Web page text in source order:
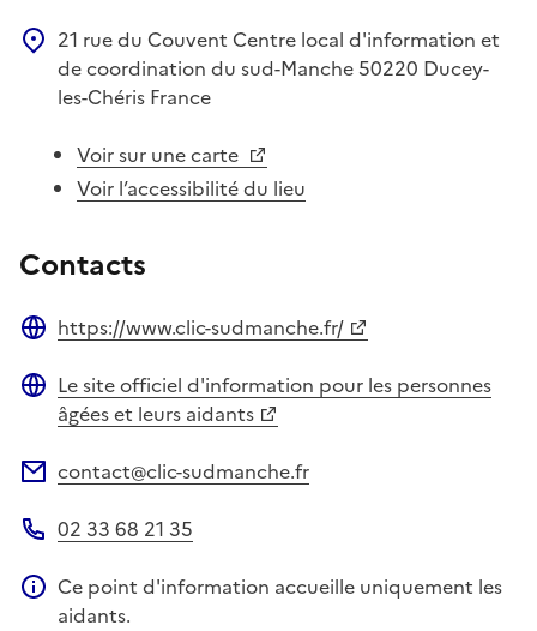
21 rue du Couvent Centre local d'information et
de coordination du sud-Manche 50220 Ducey-
les-Chéris France
Voir sur une carte
Voir l’accessibilité du lieu
Contacts
https://www.clic-sudmanche.fr/
Site web
Le site officiel d'information pour les personnes
âgées et leurs aidants
contact@clic-sudmanche.fr
02 33 68 21 35
Information complémentaire
Ce point d'information accueille uniquement les
aidants.